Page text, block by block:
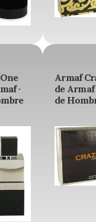
·
Armaf
de Armaf
de